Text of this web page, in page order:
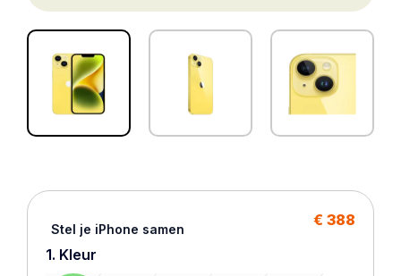
Stel je iPhone samen
€ 388
1. Kleur